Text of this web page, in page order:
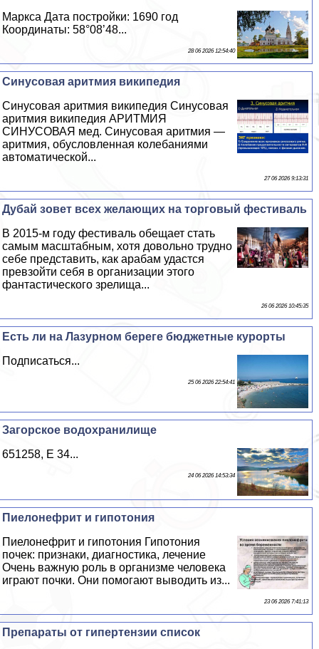
Маркса Дата постройки: 1690 год
Координаты: 58°08’48...
28 06 2026 12:54:40
Синусовая аритмия википедия
Синусовая аритмия википедия Синусовая
аритмия википедия АРИТМИЯ
СИНУСОВАЯ мед. Синусовая аритмия —
аритмия, обусловленная колебаниями
автоматической...
27 06 2026 9:13:31
Дубай зовет всех желающих на торговый фестиваль
В 2015-м году фестиваль обещает стать
самым масштабным, хотя довольно трудно
себе представить, как аpaбам удастся
превзойти себя в организации этого
фантастического зрелища...
26 06 2026 10:45:35
Есть ли на Лазурном береге бюджетные курорты
Подписаться...
25 06 2026 22:54:41
Загорское водохранилище
651258, E 34...
24 06 2026 14:53:34
Пиелонефрит и гипотония
Пиелонефрит и гипотония Гипотония
почек: признаки, диагностика, лечение
Очень важную роль в организме человека
играют почки. Они помогают выводить из...
23 06 2026 7:41:13
Препараты от гипертензии список